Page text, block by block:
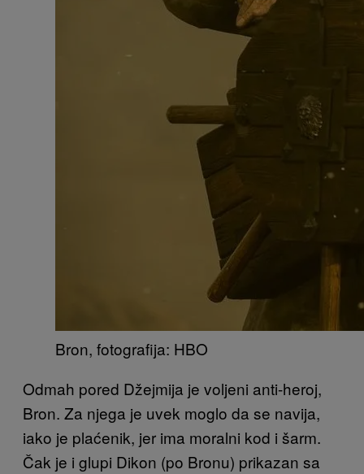
Bron, fotografija: HBO
Odmah pored Džejmija je voljeni anti-heroj,
Bron. Za njega je uvek moglo da se navija,
iako je plaćenik, jer ima moralni kod i šarm.
Čak je i glupi Dikon (po Bronu) prikazan sa